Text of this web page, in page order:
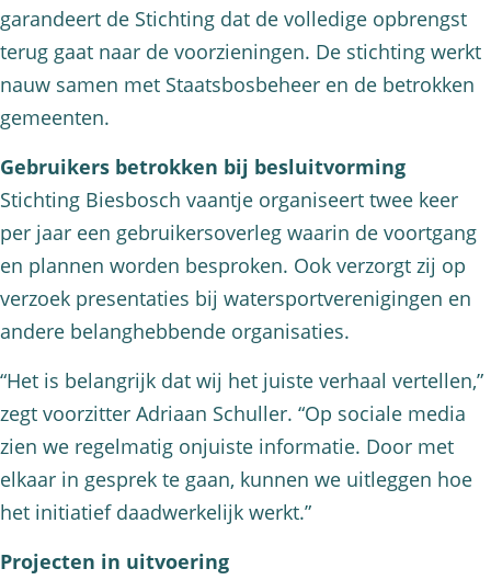
garandeert de Stichting dat de volledige opbrengst
terug gaat naar de voorzieningen. De stichting werkt
nauw samen met Staatsbosbeheer en de betrokken
gemeenten.
Gebruikers betrokken bij besluitvorming
Stichting Biesbosch vaantje organiseert twee keer
per jaar een gebruikersoverleg waarin de voortgang
en plannen worden besproken. Ook verzorgt zij op
verzoek presentaties bij watersportverenigingen en
andere belanghebbende organisaties.
“Het is belangrijk dat wij het juiste verhaal vertellen,”
zegt voorzitter Adriaan Schuller. “Op sociale media
zien we regelmatig onjuiste informatie. Door met
elkaar in gesprek te gaan, kunnen we uitleggen hoe
het initiatief daadwerkelijk werkt.”
Projecten in uitvoering